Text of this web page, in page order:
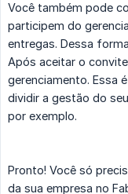
Você também pode
participem do
entregas. Dessa
Após aceitar o
gerenciamento. Essa
dividir a gestão do
por exemplo.
Pronto! Você só
da sua empresa no